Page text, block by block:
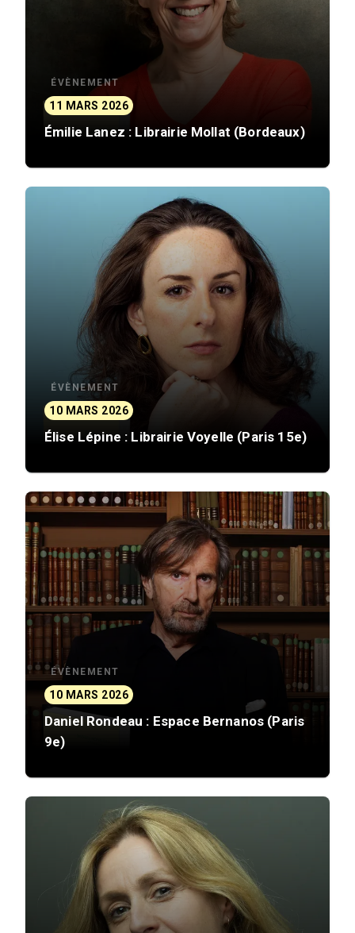
ÉVÈNEMENT
11 MARS 2026
Émilie Lanez : Librairie Mollat (Bordeaux)
ÉVÈNEMENT
10 MARS 2026
Élise Lépine : Librairie Voyelle (Paris 15e)
ÉVÈNEMENT
10 MARS 2026
Daniel Rondeau : Espace Bernanos (Paris
9e)